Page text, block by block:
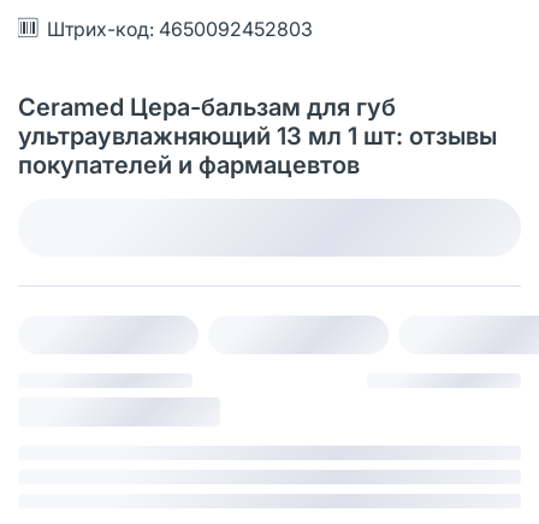
Штрих-код: 4650092452803
Ceramed Цера-бальзам для губ
ультраувлажняющий 13 мл 1 шт: отзывы
покупателей и фармацевтов